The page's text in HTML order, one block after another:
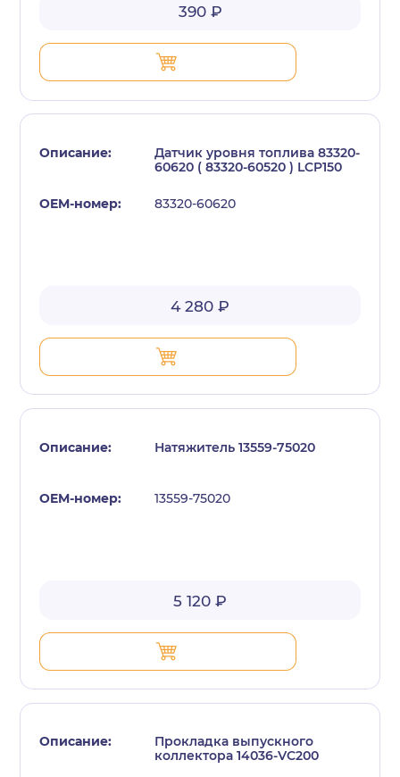
390 ₽
Датчик уровня топлива 83320-
60620 ( 83320-60520 ) LCP150
83320-60620
4 280 ₽
Натяжитель 13559-75020
13559-75020
5 120 ₽
Прокладка выпускного
коллектора 14036-VC200